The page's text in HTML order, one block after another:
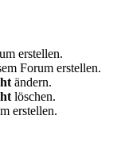
erstellen.
Forum erstellen.
ändern.
löschen.
erstellen.